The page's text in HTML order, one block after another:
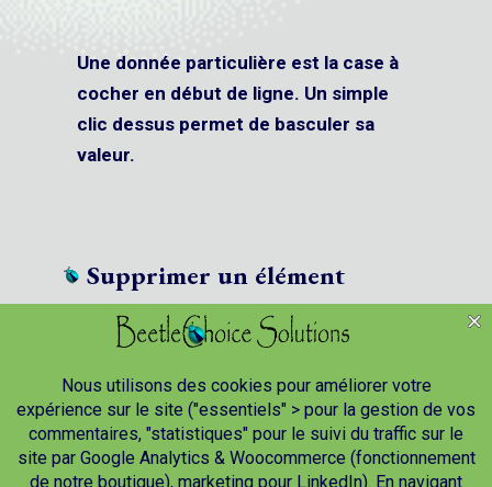
Une donnée particulière est la case à
cocher en début de ligne. Un simple
clic dessus permet de basculer sa
valeur.
Supprimer un élément
un bouton (poubelle rouge)
permettant de le supprimer. Un
réglage de paramètre permet
d’activer ou de désactiver une